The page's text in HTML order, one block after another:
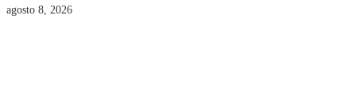
agosto 8, 2026